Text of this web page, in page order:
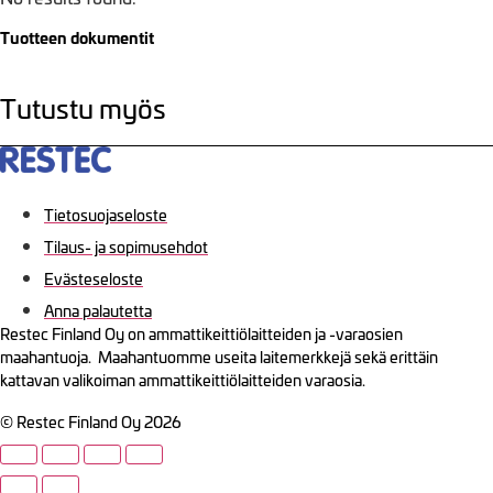
Tuotteen dokumentit
Tutustu myös
Tietosuojaseloste
Tilaus- ja sopimusehdot
Evästeseloste
Anna palautetta
Restec Finland Oy on ammattikeittiölaitteiden ja -varaosien
maahantuoja. Maahantuomme useita laitemerkkejä sekä erittäin
kattavan valikoiman ammattikeittiölaitteiden varaosia.
© Restec Finland Oy 2026